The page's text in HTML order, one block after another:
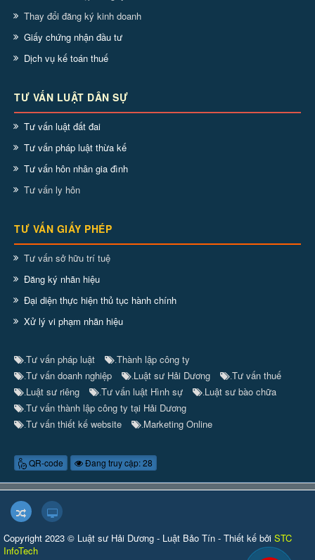
Thay đổi đăng ký kinh doanh
Giấy chứng nhận đầu tư
Dịch vụ kế toán thuế
TƯ VẤN LUẬT DÂN SỰ
Tư vấn luật đất đai
Tư vấn pháp luật thừa kế
Tư vấn hôn nhân gia đình
Tư vấn ly hôn
TƯ VẤN GIẤY PHÉP
Tư vấn sở hữu trí tuệ
Đăng ký nhãn hiệu
Đại diện thực hiện thủ tục hành chính
Xử lý vi phạm nhãn hiệu
Tư vấn pháp luật Thành lập công ty
Tư vấn doanh nghiệp Luật sư Hải Dương Tư vấn thuế
Luật sư riêng Tư vấn luật Hình sự Luật sư bào chữa
Tư vấn thành lập công ty tại Hải Dương
Tư vấn thiết kế website Marketing Online
QR-code Đang truy cập: 28
Copyright 2023 © Luật sư Hải Dương - Luật Bảo Tín - Thiết kế bởi STC
InfoTech